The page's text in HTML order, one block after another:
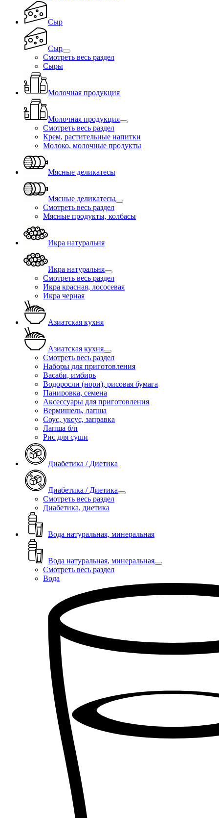
Сыр
Сыр
Смотреть весь раздел
Сыры
Молочная продукция
Молочная продукция
Смотреть весь раздел
Крем, растительные напитки
Молоко, молочные продукты
Мясные деликатесы
Мясные деликатесы
Смотреть весь раздел
Мясные продукты, колбасы
Икра натуральня
Икра натуральня
Смотреть весь раздел
Икра красная, лососевая
Икра черная
Азиатская кухня
Азиатская кухня
Смотреть весь раздел
Наборы для приготовления
Васаби, имбирь
Водоросли (нори), рисовая бумага
Панировка, семена
Аксессуары для приготовления
Вермишель, лапша
Соус, уксус, заправка
Лапша б/п
Рис для суши
Диабетика / Диетика
Диабетика / Диетика
Смотреть весь раздел
Диабетика, диетика
Вода натуральная, минеральная
Вода натуральная, минеральная
Смотреть весь раздел
Вода